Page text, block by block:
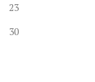
23
30